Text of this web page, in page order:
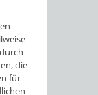
die
für